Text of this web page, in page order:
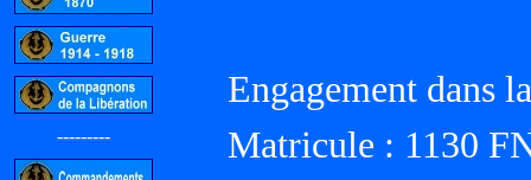
---------
Engagement dans
Matricule : 1130